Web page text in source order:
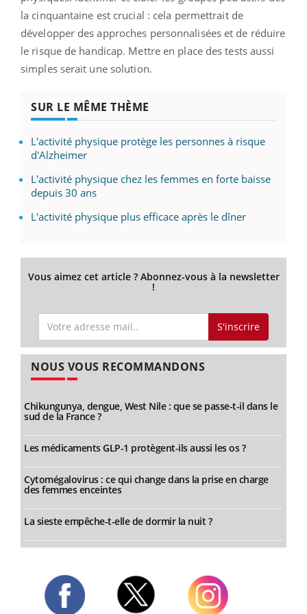
la cinquantaine est crucial : cela permettrait de
développer des approches personnalisées et de réduire
le risque de handicap. Mettre en place des tests aussi
simples serait une solution.
SUR LE MÊME THÈME
L'activité physique protège les personnes à risque
d'Alzheimer
L'activité physique chez les femmes en forte baisse
depuis 30 ans
L'activité physique plus efficace après le dîner
Vous aimez cet article ? Abonnez-vous à la newsletter
!
S'inscrire
NOUS VOUS RECOMMANDONS
Chikungunya, dengue, West Nile : que se passe-t-il dans le
sud de la France ?
Les médicaments GLP-1 protègent-ils aussi les os ?
Cytomégalovirus : ce qui change dans la prise en charge
des femmes enceintes
La sieste empêche-t-elle de dormir la nuit ?